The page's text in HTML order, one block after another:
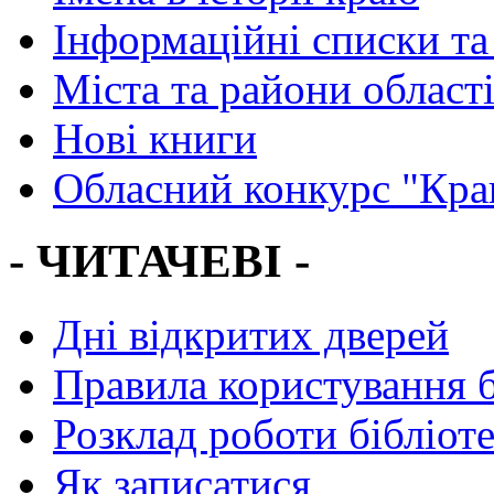
Інформаційні списки
Міста та райони області
Нові книги
Обласний конкурс
- ЧИТАЧЕВІ -
Дні відкритих дверей
Правила користування
Розклад роботи
Як записатися